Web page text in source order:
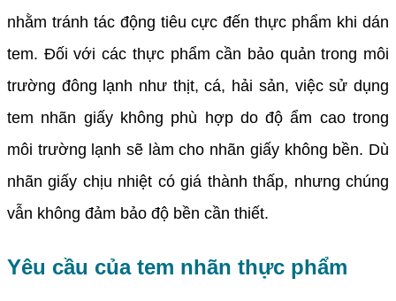
nhằm tránh tác động tiêu cực đến thực phẩm khi dán
tem. Đối với các thực phẩm cần bảo quản trong môi
trường đông lạnh như thịt, cá, hải sản, việc sử dụng
tem nhãn giấy không phù hợp do độ ẩm cao trong
môi trường lạnh sẽ làm cho nhãn giấy không bền. Dù
nhãn giấy chịu nhiệt có giá thành thấp, nhưng chúng
vẫn không đảm bảo độ bền cần thiết.
Yêu cầu của tem nhãn thực phẩm